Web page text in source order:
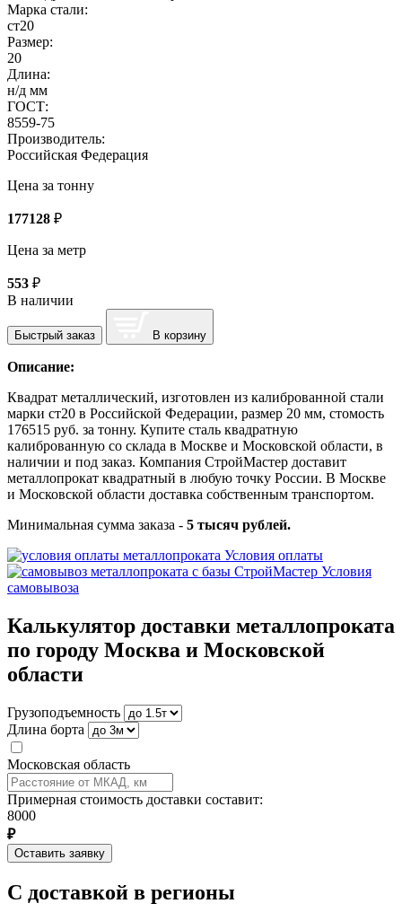
Марка стали:
ст20
Размер:
20
Длина:
н/д мм
ГОСТ:
8559-75
Производитель:
Российская Федерация
Цена за тонну
177128 ₽
Цена за метр
553 ₽
В наличии
Быстрый заказ В корзину
Описание:
Квадрат металлический, изготовлен из калиброванной стали
марки ст20 в Российской Федерации, размер 20 мм, стомость
176515 руб. за тонну. Купите сталь квадратную
калиброванную со склада в Москве и Московской области, в
наличии и под заказ. Компания СтройМастер доставит
металлопрокат квадратный в любую точку России. В Москве
и Московской области доставка собственным транспортом.
Минимальная сумма заказа - 5 тысяч рублей.
Условия оплаты
Условия
самовывоза
Калькулятор доставки металлопроката
по городу Москва и Московской
области
Грузоподъемность
Длина борта
Московская область
Примерная стоимость доставки составит:
8000
₽
Оставить заявку
С доставкой в регионы